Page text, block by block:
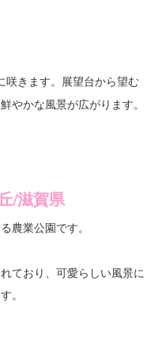
咲きます。展望台から望む
やかな風景が広がります。
/滋賀県
農業公園 です。
ており、可愛らしい風景に
。